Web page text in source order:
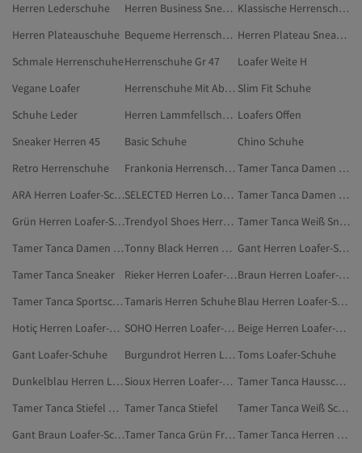
Herren Lederschuhe Herren Business Sneaker
Klassische Herrenschuhe
Herren Plateauschuhe
Bequeme Herrenschuhe
Herren Plateau Sneaker
Schmale HerrenschuheHerrenschuhe Gr 47
Loafer Weite H
Vegane Loafer
Herrenschuhe Mit Absatz Slim Fit Schuhe
Schuhe Leder
Herren Lammfellschuhe Loafers Offen
Sneaker Herren 45
Basic Schuhe
Chino Schuhe
Retro Herrenschuhe
Frankonia Herrenschuhe
Tamer Tanca Damen Schuhe
ARA Herren Loafer-Schuhe
SELECTED Herren Loafer-Schuhe
Tamer Tanca Damen Business-Schuhe
Grün Herren Loafer-Schuhe
Trendyol Shoes Herren Loafer-Schuhe
Tamer Tanca Weiß Sneaker
Tamer Tanca Damen Sneaker
Tonny Black Herren Loafer-Schuhe
Gant Herren Loafer-Schuhe
Tamer Tanca Sneaker
Rieker Herren Loafer-Schuhe
Braun Herren Loafer-Schuhe
Tamer Tanca SportschuheTamaris Herren Schuhe
Blau Herren Loafer-Schuhe
Hotiç Herren Loafer-Schuhe
SOHO Herren Loafer-Schuhe
Beige Herren Loafer-Schuhe
Gant Loafer-Schuhe
Burgundrot Herren Loafer-Schuhe Toms Loafer-Schuhe
Dunkelblau Herren Loafer-Schuhe
Sioux Herren Loafer-Schuhe
Tamer Tanca Hausschuhe
Tamer Tanca Stiefel & Hohe Stiefel Tamer Tanca Stiefel
Tamer Tanca Weiß Schuhe
Gant Braun Loafer-Schuhe
Tamer Tanca Grün Freizeitschuhe
Tamer Tanca Herren Accessoires